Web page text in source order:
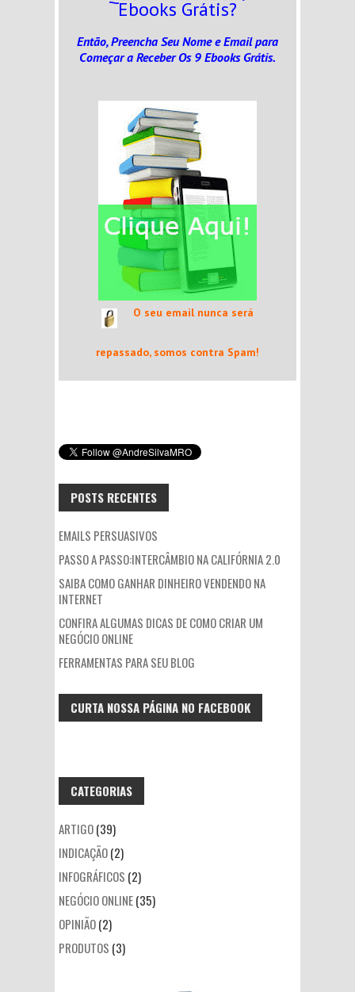
Ebooks Grátis?
Então, Preencha Seu Nome e Emailpara
Começar a Receber Os 9 Ebooks Grátis.
O seu email nunca será
repassado, somos contra Spam!
POSTS RECENTES
EMAILS PERSUASIVOS
PASSO A PASSO:INTERCÂMBIO NA CALIFÓRNIA 2.0
SAIBA COMO GANHAR DINHEIRO VENDENDO NA
INTERNET
CONFIRA ALGUMAS DICAS DE COMO CRIAR UM
NEGÓCIO ONLINE
FERRAMENTAS PARA SEU BLOG
CURTA NOSSA PÁGINA NO FACEBOOK
CATEGORIAS
ARTIGO(39)
INDICAÇÃO(2)
INFOGRÁFICOS (2)
NEGÓCIO ONLINE(35)
OPINIÃO(2)
PRODUTOS (3)